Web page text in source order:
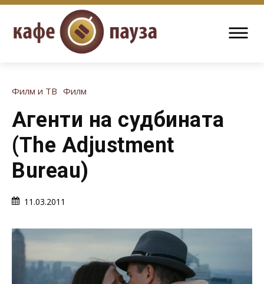
Филм и ТВ Филм
Агенти на судбината
(The Adjustment
Bureau)
11.03.2011